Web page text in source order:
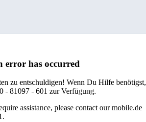
error has occurred
zu entschuldigen! Wenn Du Hilfe benötigst,
- 81097 - 601 zur Verfügung.
assistance, please contact our mobile.de